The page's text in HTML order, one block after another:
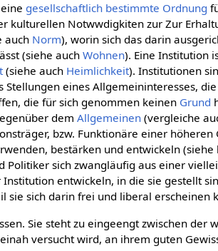
gesellschaftlich bestimmte Ordnung
kulturellen Notwwdigkiten zur Zur
auch Norm), worin sich das darin
(siehe auchWohnen). Eine Institution
(siehe auch Heimlichkeit). Institutionen
eines Allgemeininteresses,
die für sich genommen keinen Grund
demAllgemeinen (vergleiche
bzw. Funktionäre einer
bestärken und entwickeln (siehe
Politiker sich zwangläufig aus einer
entwickeln, in die sie gestellt
sie sich darin frei und liberal erscheinen
Sie steht zu eingeengt zwischen der
versucht wird, an ihrem guten